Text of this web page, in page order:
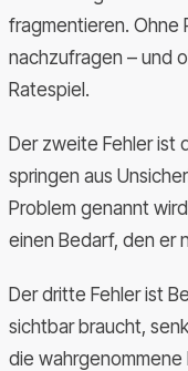
fragmentieren. Ohne
nachzufragen – und
Ratespiel.
Der zweite Fehler ist
springen aus
Problem genannt
einen Bedarf, den er
Der dritte Fehler ist
sichtbar braucht,
die wahrgenommene